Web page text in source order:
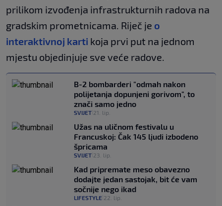
prilikom izvođenja infrastrukturnih radova na
gradskim prometnicama. Riječ je o
interaktivnoj karti koja prvi put na jednom
mjestu objedinjuje sve veće radove.
B-2 bombarderi "odmah nakon
polijetanja dopunjeni gorivom", to
znači samo jedno
SVIJET 21. lip.
Užas na uličnom festivalu u
Francuskoj: Čak 145 ljudi izbodeno
špricama
SVIJET 23. lip.
Kad pripremate meso obavezno
dodajte jedan sastojak, bit će vam
sočnije nego ikad
LIFESTYLE 22. lip.